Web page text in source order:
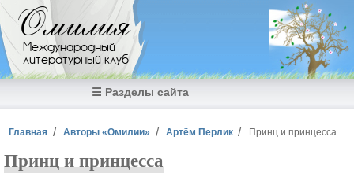
Перейти к основному содержанию
Омилия
Международный
литературный клуб
☰ Разделы сайта
Вы здесь
Главная Авторы «Омилии» Артём Перлик Принц и принцесса
Принц и принцесса